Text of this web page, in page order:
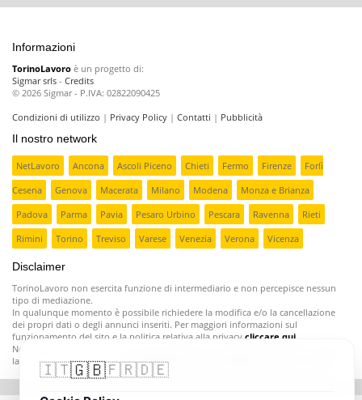
Informazioni
TorinoLavoro è un progetto di:
Sigmar srls - Credits
© 2026 Sigmar - P.IVA: 02822090425
Condizioni di utilizzo | Privacy Policy | Contatti | Pubblicità
Il nostro network
NetLavoro Ancona Ascoli Piceno Chieti Fermo Firenze
Forlì
Cesena
Genova Macerata Milano Modena
Monza e Brianza
Padova
Parma Pavia Pesaro Urbino Pescara Ravenna
Rieti
Rimini
Torino Treviso Varese Venezia Verona Vicenza
Disclaimer
TorinoLavoro non esercita funzione di intermediario e non percepisce nessun
tipo di mediazione.
In qualunque momento è possibile richiedere la modifica e/o la cancellazione
dei propri dati o degli annunci inseriti. Per maggiori informazioni sul
funzionamento del sito e la politica relativa alla privacy cliccare qui
Nonostante i nostri controlli ci sono aziende poco serie che inseriscono offerte di
lavoro fasulle o ingannevoli;segnalatecele e provvederemo a rimuoverle
🇮🇹🇬🇧🇫🇷🇩🇪